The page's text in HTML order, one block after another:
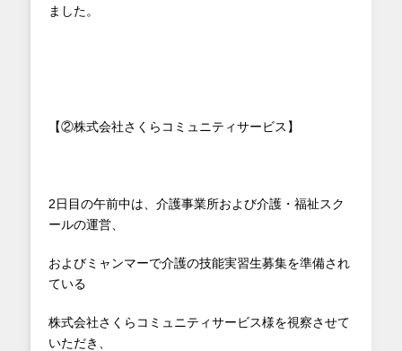
ました。
【②株式会社さくらコミュニティサービス】
2日目の午前中は、介護事業所および介護・福祉スク
ールの運営、
およびミャンマーで介護の技能実習生募集を準備され
ている
株式会社さくらコミュニティサービス様を視察させて
いただき、